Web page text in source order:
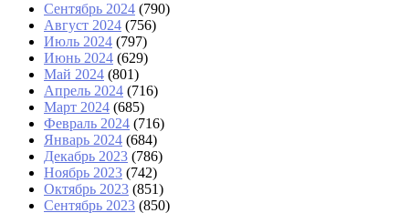
Сентябрь 2024 (790)
Август 2024 (756)
Июль 2024 (797)
Июнь 2024 (629)
Май 2024 (801)
Апрель 2024 (716)
Март 2024 (685)
Февраль 2024 (716)
Январь 2024 (684)
Декабрь 2023 (786)
Ноябрь 2023 (742)
Октябрь 2023 (851)
Сентябрь 2023 (850)